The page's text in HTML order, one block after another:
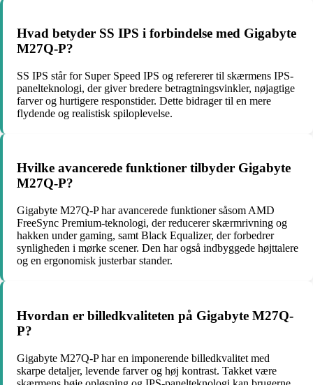
Hvad betyder SS IPS i forbindelse med Gigabyte
M27Q-P?
SS IPS står for Super Speed IPS og refererer til skærmens IPS-
panelteknologi, der giver bredere betragtningsvinkler, nøjagtige
farver og hurtigere responstider. Dette bidrager til en mere
flydende og realistisk spiloplevelse.
Hvilke avancerede funktioner tilbyder Gigabyte
M27Q-P?
Gigabyte M27Q-P har avancerede funktioner såsom AMD
FreeSync Premium-teknologi, der reducerer skærmrivning og
hakken under gaming, samt Black Equalizer, der forbedrer
synligheden i mørke scener. Den har også indbyggede højttalere
og en ergonomisk justerbar stander.
Hvordan er billedkvaliteten på Gigabyte M27Q-
P?
Gigabyte M27Q-P har en imponerende billedkvalitet med
skarpe detaljer, levende farver og høj kontrast. Takket være